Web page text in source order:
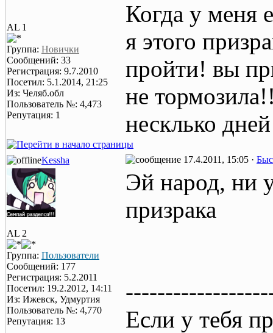
AL 1
Группа: Новички
Сообщений: 33
Регистрация: 9.7.2010
Посетил: 5.1.2014, 21:25
Из: Челяб.обл
Пользователь №: 4,473
Репутация: 1
Когда у меня
я этого
пройти! вы
не
несклько
Kessha 17.4.2011, 15:05 ·
AL 2
Группа: Пользователи
Сообщений: 177
Регистрация: 5.2.2011
Посетил: 19.2.2012, 14:11
Из: Ижевск, Удмуртия
Пользователь №: 4,770
Репутация: 13
Эй народ, ни
призрака
Если у тебя